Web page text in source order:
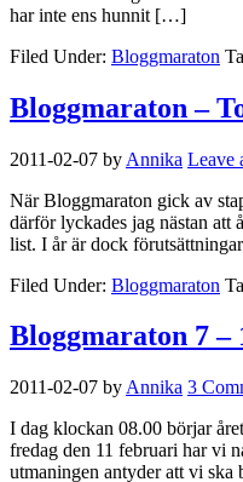
har inte ens hunnit […]
Filed Under: Bloggmaraton
Bloggmaraton –
2011-02-07 by Annika Leave
När Bloggmaraton gick av
därför lyckades jag nästan att
list. I år är dock
Filed Under: Bloggmaraton
Bloggmaraton 7 –
2011-02-07 by Annika 3
I dag klockan 08.00 börjar
fredag den 11 februari har vi
utmaningen antyder att vi